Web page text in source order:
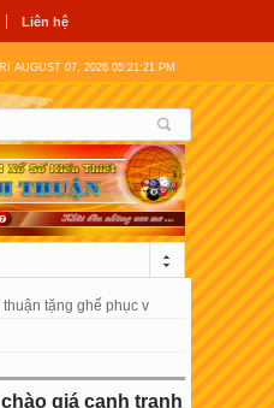
Liên hệ
AUGUST 07, 2026 05:21:22 PM
tặng ghế phục vụ người bệnh tại
Công ty
giá cạnh tranh